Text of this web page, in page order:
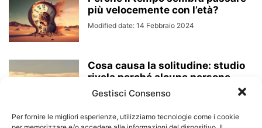
Gestisci Consenso
Per fornire le migliori esperienze, utilizziamo tecnologie come i cookie
più velocemente con l’età?
Modified date: 14 Febbraio 2024
Cosa causa la solitudine: studio
rivela perché alcune persone
diventano più...